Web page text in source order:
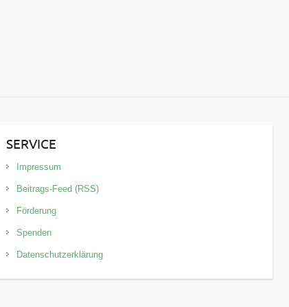
SERVICE
Impressum
Beitrags-Feed (RSS)
Förderung
Spenden
Datenschutzerklärung